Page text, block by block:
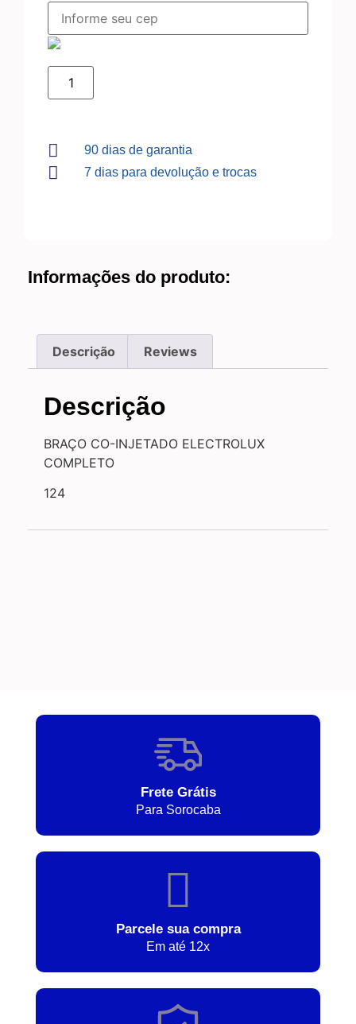
90 dias de garantia
7 dias para devolução e trocas
Informações do produto:
Descrição Reviews
Descrição
BRAÇO CO-INJETADO ELECTROLUX
COMPLETO
124
Frete Grátis
Para Sorocaba
Parcele sua compra
Em até 12x